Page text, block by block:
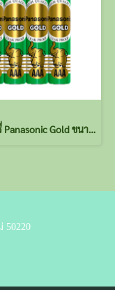
แบตเตอรี่ Panasonic Gold ขนาด AA A 4 ก้อน
50220